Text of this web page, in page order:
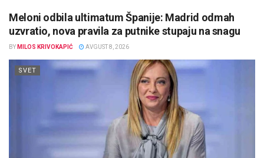
Meloni odbila ultimatum Španije: Madrid odmah
uzvratio, nova pravila za putnike stupaju na snagu
BY MILOS KRIVOKAPIĆ AVGUST 8, 2026
SVET